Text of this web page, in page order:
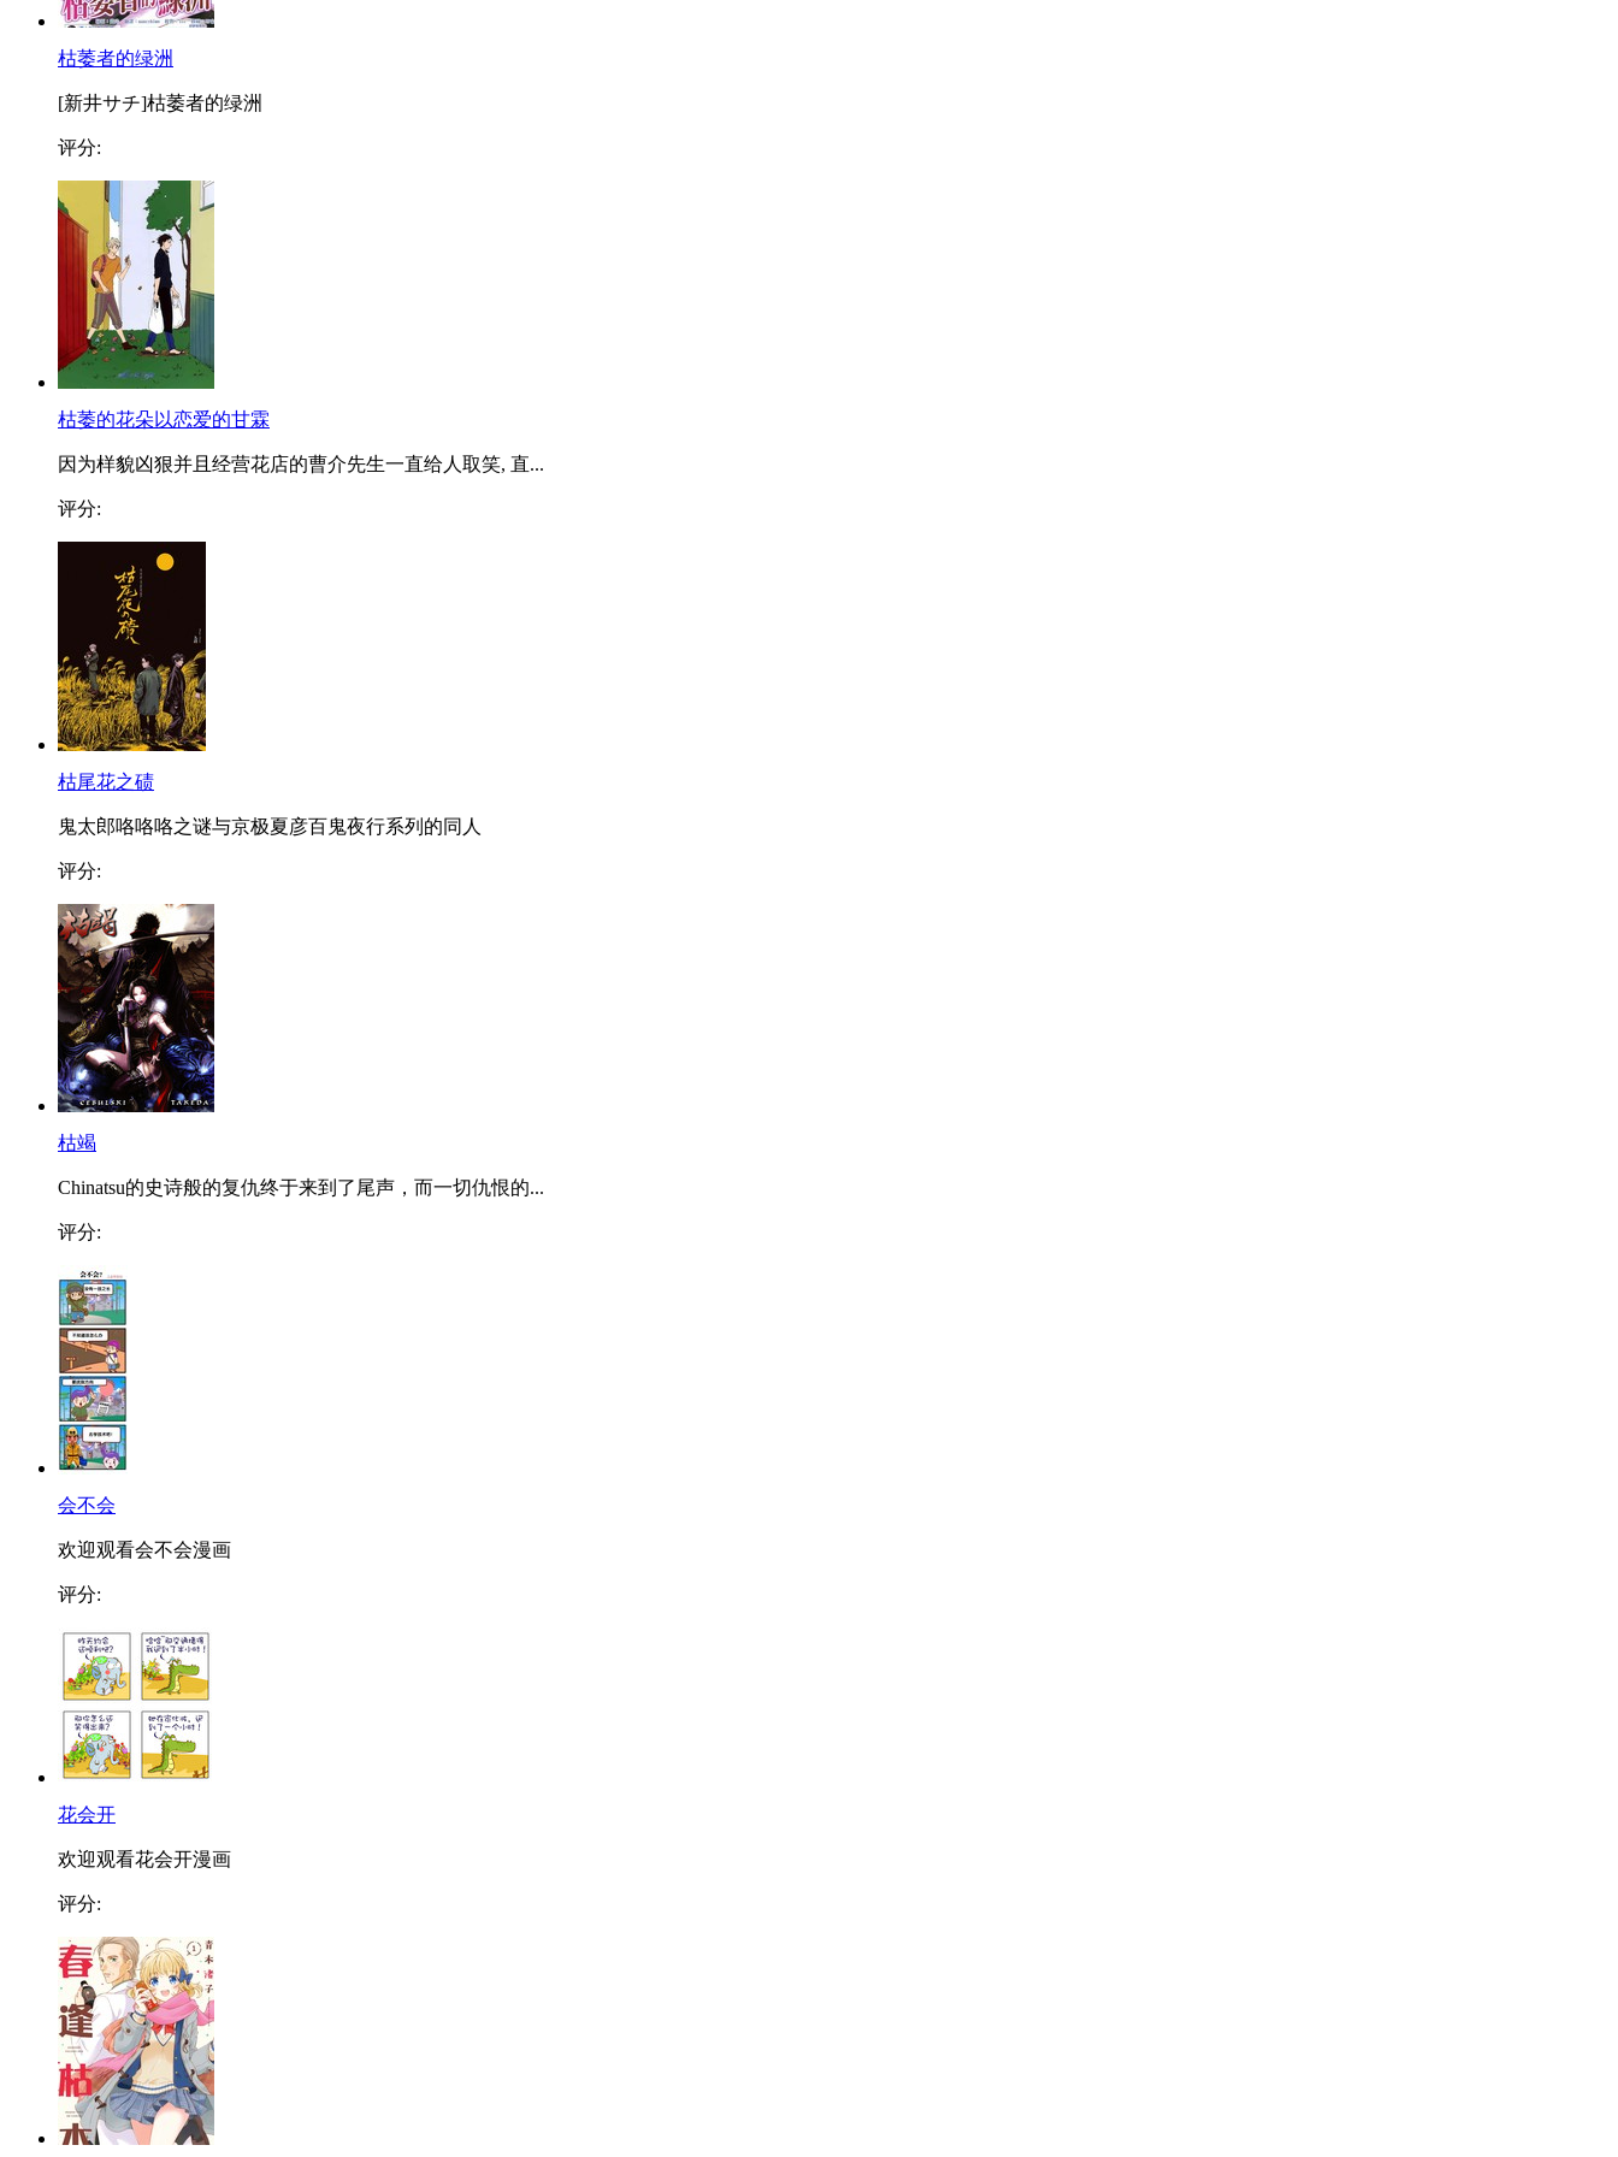
枯萎者的绿洲
[新井サチ]枯萎者的绿洲
评分:
枯萎的花朵以恋爱的甘霖
因为样貌凶狠并且经营花店的曹介先生一直给人取笑, 直...
评分:
枯尾花之碛
鬼太郎咯咯咯之谜与京极夏彦百鬼夜行系列的同人
评分:
枯竭
Chinatsu的史诗般的复仇终于来到了尾声，而一切仇恨的...
评分:
会不会
欢迎观看会不会漫画
评分:
花会开
欢迎观看花会开漫画
评分: